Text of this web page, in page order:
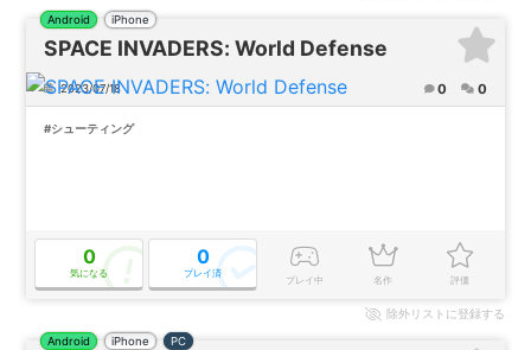
SPACE INVADERS: World Defense
Android iPhone
2023/07/18 0 0
#シューティング
0
気になる
0
プレイ済
プレイ中 名作 評価
除外リストに登録する
Android iPhone PC